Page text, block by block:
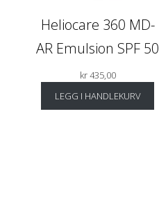
Heliocare 360 MD-
AR Emulsion SPF 50
kr435,00
LEGG I HANDLEKURV